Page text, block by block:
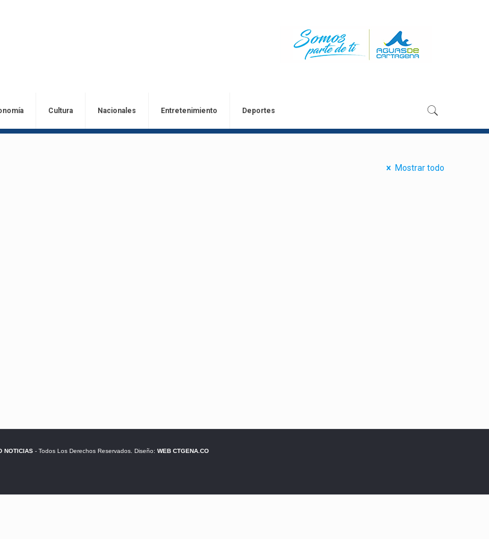
Cultura Nacionales Entretenimiento Deportes
Mostrar todo
NOTICIAS- Todos Los Derechos Reservados. Diseño: WEB CTGENA.CO